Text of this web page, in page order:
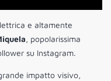
e altamente
, popolarissima
su Instagram.
impatto visivo,